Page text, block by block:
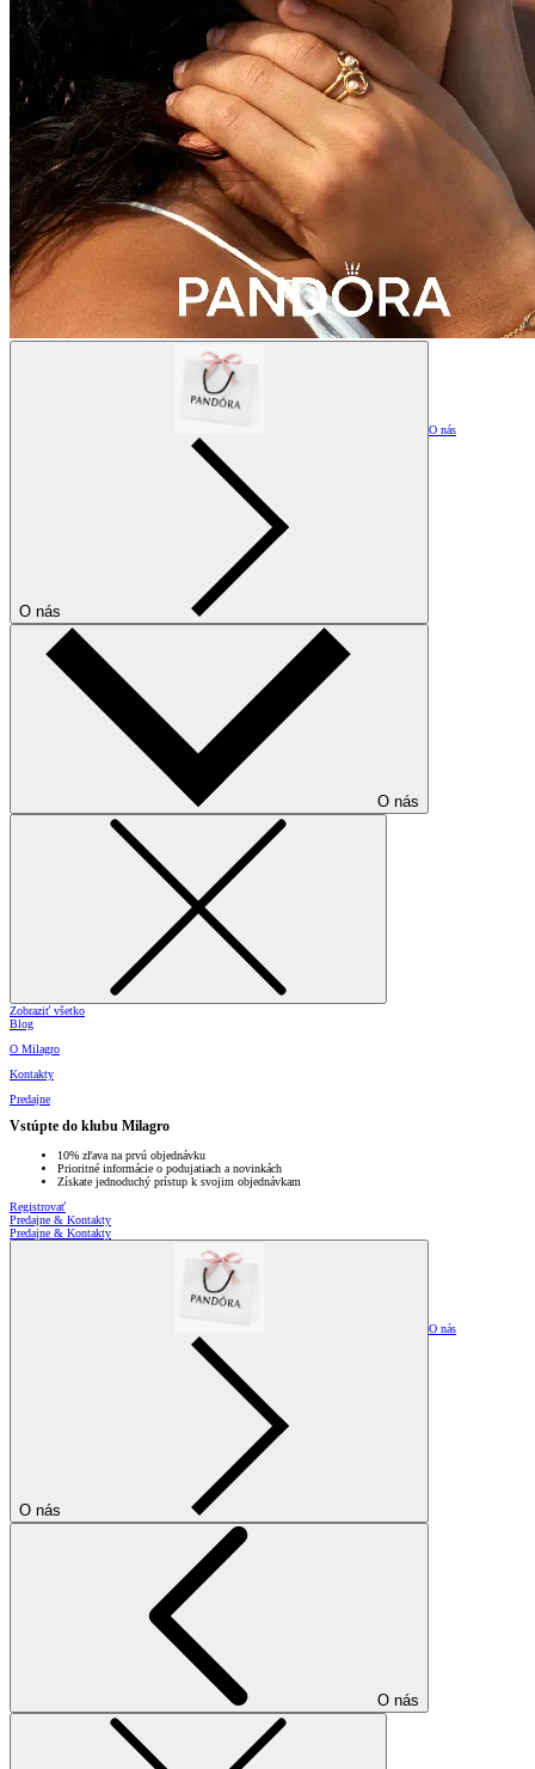
O nás
O nás
O nás
Zobraziť všetko
Blog
O Milagro
Kontakty
Predajne
Vstúpte do klubu Milagro
10% zľava na prvú objednávku
Prioritné informácie o podujatiach a novinkách
Získate jednoduchý prístup k svojim objednávkam
Registrovať
Predajne & Kontakty
Predajne & Kontakty
O nás
O nás
O nás